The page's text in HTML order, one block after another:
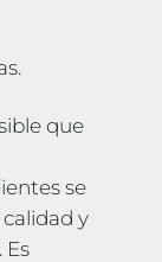
que
se
y
Es